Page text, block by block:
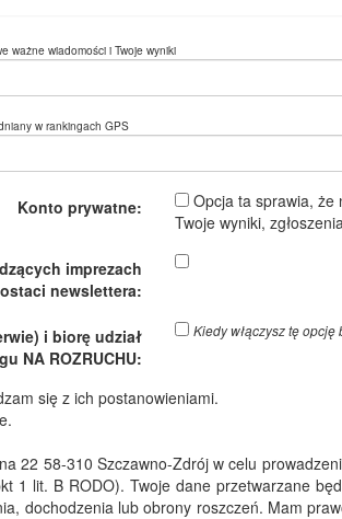
ważne wiadomości i Twoje wyniki
w rankingach GPS
Konto prywatne:
Opcja ta sprawia, że
Twoje wyniki,
imprezach
newslettera:
i biorę udział
NA ROZRUCHU:
Kiedy włączysz tę
się z ich postanowieniami.
22 58-310 Szczawno-Zdrój w celu
1 lit. B RODO). Twoje dane przetwarzane
dochodzenia lub obrony roszczeń. Mam